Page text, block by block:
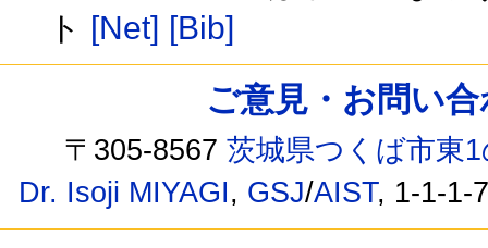
ト
[Net] [Bib]
ご意見・お問い
〒305-8567茨城県つくば市東
Dr. Isoji MIYAGI, GSJ/AIST, 1-1-1-